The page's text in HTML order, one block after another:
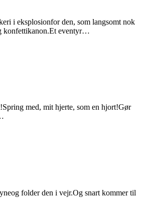
i eksplosionfor den, som langsomt nok
konfettikanon.Et eventyr…
med, mit hjerte, som en hjort!Gør
folder den i vejr.Og snart kommer til